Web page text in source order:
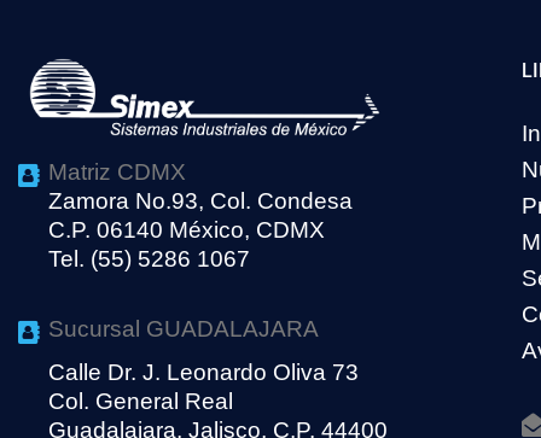
Matriz CDMX
Zamora No.93, Col. Condesa
C.P. 06140 México, CDMX
Tel. (55) 5286 1067
Sucursal GUADALAJARA
Calle Dr. J. Leonardo Oliva 73
Col. General Real
Guadalajara, Jalisco, C.P. 44400